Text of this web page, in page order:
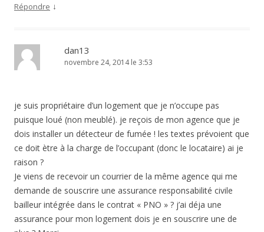
Répondre ↓
dan13
novembre 24, 2014 le 3:53
je suis propriétaire d’un logement que je n’occupe pas
puisque loué (non meublé). je reçois de mon agence que je
dois installer un détecteur de fumée ! les textes prévoient que
ce doit ètre à la charge de l’occupant (donc le locataire) ai je
raison ?
Je viens de recevoir un courrier de la même agence qui me
demande de souscrire une assurance responsabilité civile
bailleur intégrée dans le contrat « PNO » ? j’ai déja une
assurance pour mon logement dois je en souscrire une de